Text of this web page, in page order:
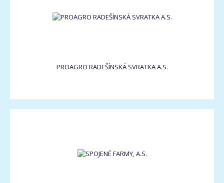
PROAGRO RADEŠÍNSKÁ SVRATKA A.S.